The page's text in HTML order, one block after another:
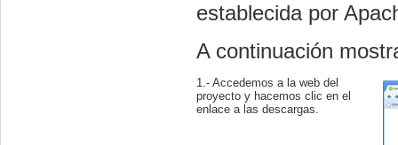
establecida por
A continuación
1.- Accedemos a la web del
proyecto y hacemos clic en el
enlace a las descargas.